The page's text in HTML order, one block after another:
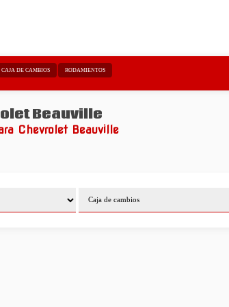
CAJA DE CAMBIOS RODAMIENTOS
Beauville
Chevrolet Beauville